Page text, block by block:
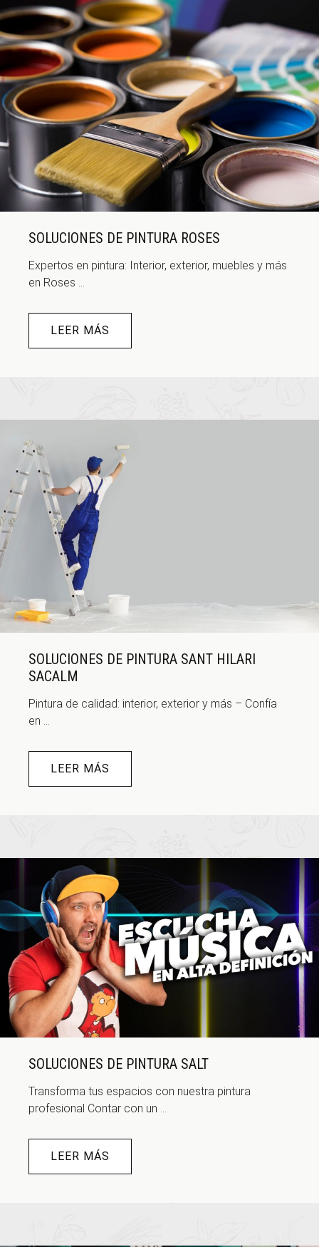
SOLUCIONES DE PINTURA ROSES
Expertos en pintura: Interior, exterior, muebles y más
en Roses ...
LEER MÁS
SOLUCIONES DE PINTURA SANT HILARI
SACALM
Pintura de calidad: interior, exterior y más – Confía
en ...
LEER MÁS
SOLUCIONES DE PINTURA SALT
Transforma tus espacios con nuestra pintura
profesional Contar con un ...
LEER MÁS